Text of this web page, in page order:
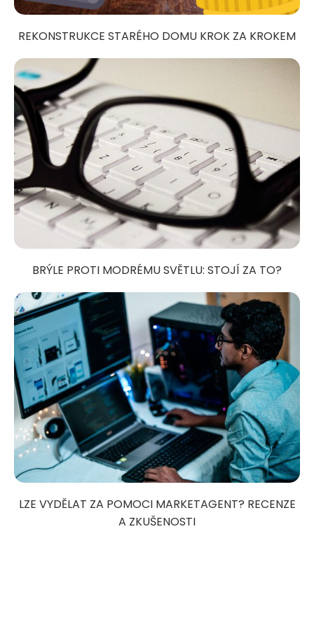
REKONSTRUKCE STARÉHO DOMU KROK ZA KROKEM
BRÝLE PROTI MODRÉMU SVĚTLU: STOJÍ ZA TO?
LZE VYDĚLAT ZA POMOCI MARKETAGENT? RECENZE
A ZKUŠENOSTI